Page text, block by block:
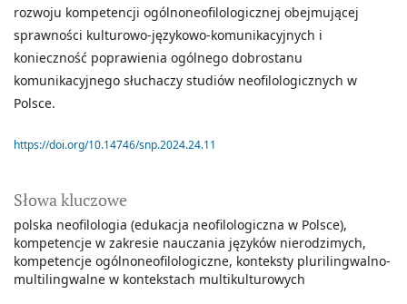
Słowa kluczowe
polska neofilologia (edukacja neofilologiczna w Polsce)
kompetencje w zakresie nauczania języków nierodzimych
kompetencje ogólnoneofilologiczne konteksty plurilingwalno-
multilingwalne w kontekstach multikulturowych
rozwoju kompetencji ogólnoneofilologicznej obejmującej
sprawności kulturowo-językowo-komunikacyjnych i
konieczność poprawienia ogólnego dobrostanu
komunikacyjnego słuchaczy studiów neofilologicznych w
Polsce.
https://doi.org/10.14746/snp.2024.24.11